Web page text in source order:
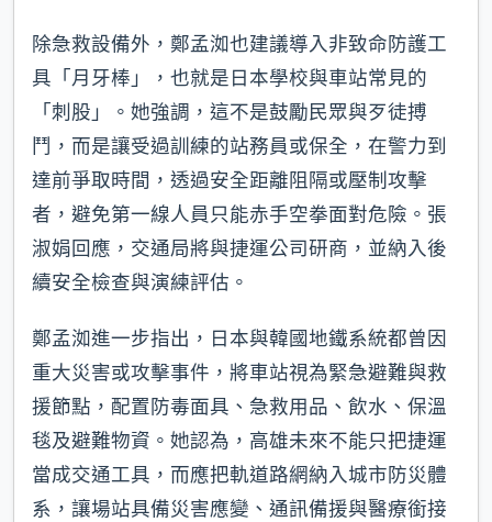
除急救設備外，鄭孟洳也建議導入非致命防護工
具「月牙棒」，也就是日本學校與車站常見的
「刺股」。她強調，這不是鼓勵民眾與歹徒搏
鬥，而是讓受過訓練的站務員或保全，在警力到
達前爭取時間，透過安全距離阻隔或壓制攻擊
者，避免第一線人員只能赤手空拳面對危險。張
淑娟回應，交通局將與捷運公司研商，並納入後
續安全檢查與演練評估。
鄭孟洳進一步指出，日本與韓國地鐵系統都曾因
重大災害或攻擊事件，將車站視為緊急避難與救
援節點，配置防毒面具、急救用品、飲水、保溫
毯及避難物資。她認為，高雄未來不能只把捷運
當成交通工具，而應把軌道路網納入城市防災體
系，讓場站具備災害應變、通訊備援與醫療銜接